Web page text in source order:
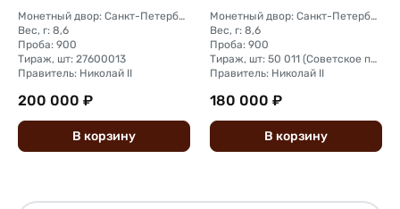
Монетный двор: Санкт-Петербургский монетный двор
Вес, г: 8,6
Проба: 900
Тираж, шт: 27600013
Правитель: Николай II
200 000 ₽
В корзину
Монетный двор: Санкт-Петербургский монетный двор
Вес, г: 8,6
Проба: 900
Тираж, шт: 50 011 (Советское правительство с декабря 1925 г. по март 1926 г. отчеканило 2 011 000 10-ти рублевого достоинства царского образца, предположительно штемпелями 1911 г.)
Правитель: Николай II
180 000 ₽
В корзину